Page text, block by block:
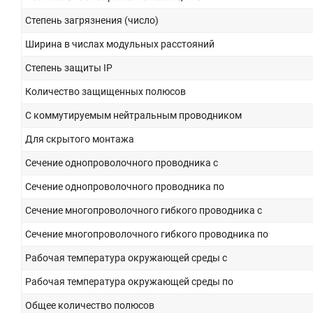
Степень загрязнения (число)
Ширина в числах модульных расстояний
Степень защиты IP
Количество защищенных полюсов
С коммутируемым нейтральным проводником
Для скрытого монтажа
Сечение однопроволочного проводника с
Сечение однопроволочного проводника по
Сечение многопроволочного гибкого проводника с
Сечение многопроволочного гибкого проводника по
Рабочая температура окружающей среды с
Рабочая температура окружающей среды по
Общее количество полюсов